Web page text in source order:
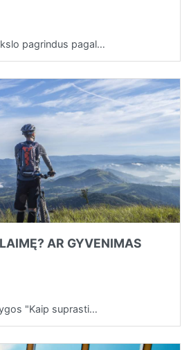
pagrindus pagal…
AR GYVENIMAS
"Kaip suprasti…